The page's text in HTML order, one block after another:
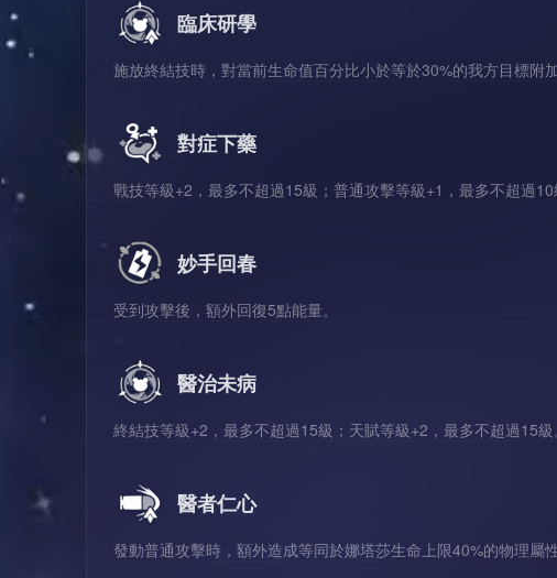
臨床研學
施放終結技時，對當前生命值百分比小於等於30%的我方目標
對症下藥
戰技等級+2，最多不超過15級；普通攻擊等級+1，最多不超過10
妙手回春
受到攻擊後，額外回復5點能量。
醫治未病
終結技等級+2，最多不超過15級；天賦等級+2，最多不超過15級
醫者仁心
發動普通攻擊時，額外造成等同於娜塔莎生命上限40%的物理屬性